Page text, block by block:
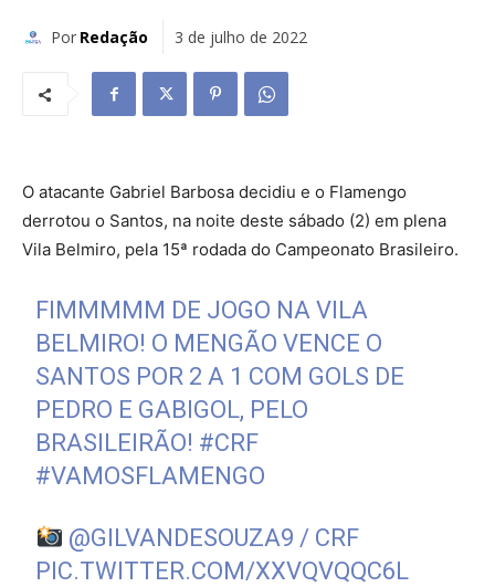
Por Redação 3 de julho de 2022
O atacante Gabriel Barbosa decidiu e o Flamengo
derrotou o Santos, na noite deste sábado (2) em plena
Vila Belmiro, pela 15ª rodada do Campeonato Brasileiro.
FIMMMMM DE JOGO NA VILA
BELMIRO! O MENGÃO VENCE O
SANTOS POR 2 A 1 COM GOLS DE
PEDRO E GABIGOL, PELO
BRASILEIRÃO! #CRF
#VAMOSFLAMENGO
@GILVANDESOUZA9 / CRF
PIC.TWITTER.COM/XXVQVQQC6L